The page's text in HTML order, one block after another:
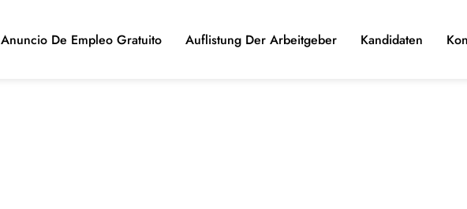
Anuncio De Empleo Gratuito Auflistung Der Arbeitgeber Kandidaten